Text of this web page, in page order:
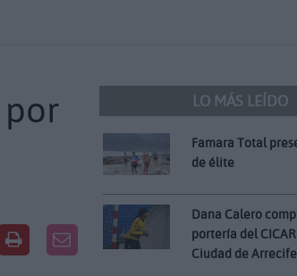
LO MÁS LEÍDO
Famara Total
de élite
Dana Calero
portería del
Ciudad de Arrecife